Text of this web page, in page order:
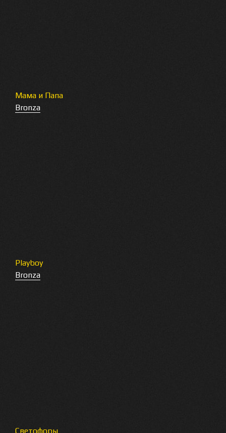
Мама и Папа
Bronza
Playboy
Bronza
Светофоры